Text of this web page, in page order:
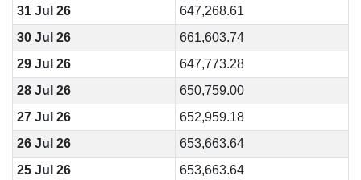
31 Jul 26
647,268.61
30 Jul 26
661,603.74
29 Jul 26
647,773.28
28 Jul 26
650,759.00
27 Jul 26
652,959.18
26 Jul 26
653,663.64
25 Jul 26
653,663.64